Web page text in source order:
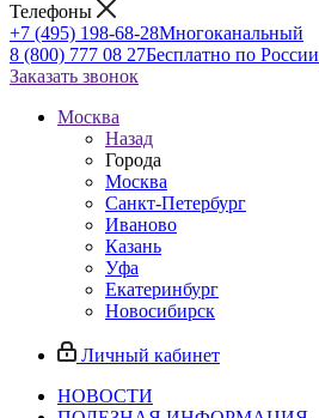
Телефоны
+7 (495) 198-68-28Многоканальный
8 (800) 777 08 27Бесплатно по России
Заказать звонок
Москва
Назад
Города
Москва
Санкт-Петербург
Иваново
Казань
Уфа
Екатеринбург
Новосибирск
Личный кабинет
НОВОСТИ